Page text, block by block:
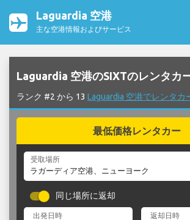
Laguardia 空港
主な空港情報およびサービス
Laguardia 空港のSIXTのレンタカ
ランク #2 から 13 Laguardia 空港でレンタカ
最低価格レンタカー
受取場所
同じ場所に返却
出発日時 返却日時